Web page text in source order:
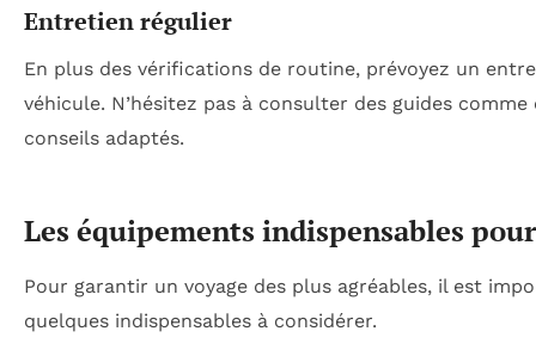
Entretien régulier
En plus des vérifications de routine, prévoyez un
véhicule. N’hésitez pas à consulter des guides
conseils adaptés.
Les équipements indispensables
Pour garantir un voyage des plus agréables, il est
quelques indispensables à considérer.